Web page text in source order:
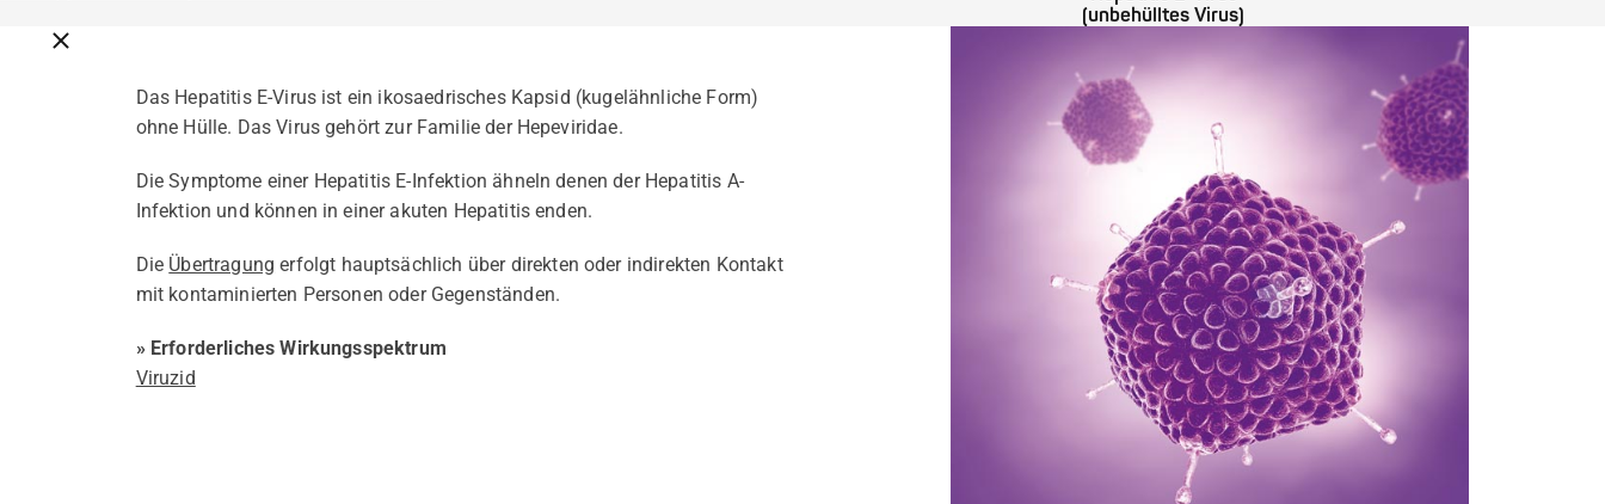
Breadcrumbs schließen
(unbehülltes Virus)
Das Hepatitis E-Virus ist ein ikosaedrisches Kapsid (kugelähnliche Form)
ohne Hülle. Das Virus gehört zur Familie der Hepeviridae.
Die Symptome einer Hepatitis E-Infektion ähneln denen der Hepatitis A-
Infektion und können in einer akuten Hepatitis enden.
Die Übertragung erfolgt hauptsächlich über direkten oder indirekten Kontakt
mit kontaminierten Personen oder Gegenständen.
» Erforderliches Wirkungsspektrum
Viruzid